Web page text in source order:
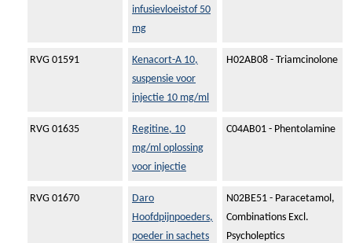
infusievloeistof 50
mg
RVG 01591
Kenacort-A 10,
suspensie voor
injectie 10 mg/ml
H02AB08 - Triamcinolone
RVG 01635
Regitine, 10
mg/ml oplossing
voor injectie
C04AB01 - Phentolamine
RVG 01670
Daro
Hoofdpijnpoeders,
poeder in sachets
N02BE51 - Paracetamol,
Combinations Excl.
Psycholeptics